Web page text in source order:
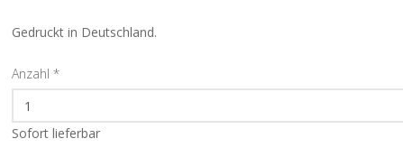
Gedruckt in Deutschland.
Anzahl *
Sofort lieferbar